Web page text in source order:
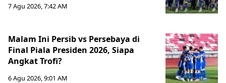
7 Agu 2026, 7:42 AM
Malam Ini Persib vs Persebaya di
Final Piala Presiden 2026, Siapa
Angkat Trofi?
6 Agu 2026, 9:01 AM